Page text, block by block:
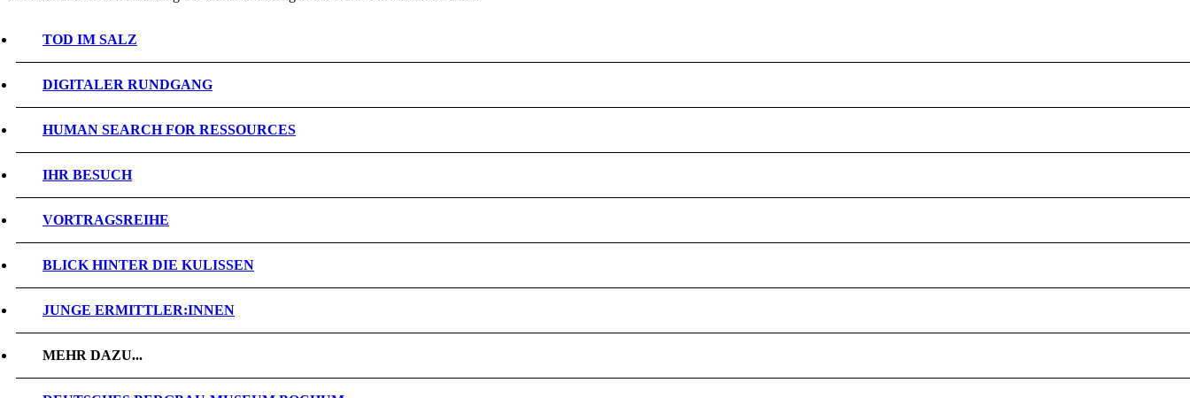
TOD IM SALZ
DIGITALER RUNDGANG
HUMAN SEARCH FOR RESSOURCES
IHR BESUCH
VORTRAGSREIHE
BLICK HINTER DIE KULISSEN
JUNGE ERMITTLER:INNEN
MEHR DAZU...